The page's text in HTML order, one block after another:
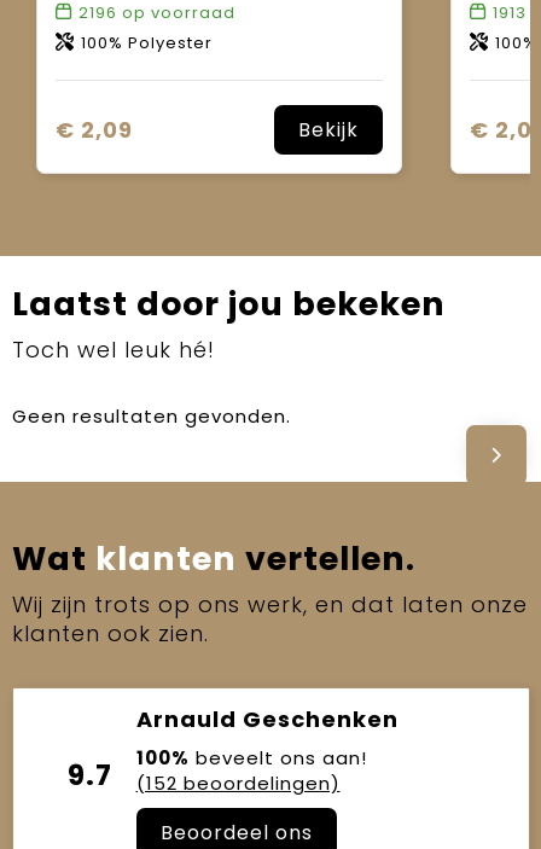
2196 op voorraad
100% Polyester
€ 2,09 Bekijk
1913
€
Laatst door jou bekeken
Toch wel leuk hé!
Geen resultaten gevonden.
Wat klanten vertellen.
Wij zijn trots op ons werk, en dat laten onze
klanten ook zien.
9.7
Arnauld Geschenken
100% beveelt ons aan!
(152 beoordelingen)
Beoordeel ons